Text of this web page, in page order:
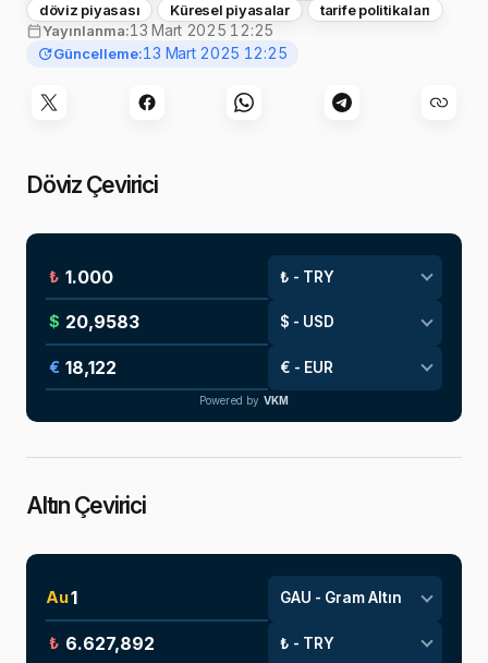
döviz piyasası
Küresel piyasalar
tarife politikaları
Yayınlanma:13 Mart 2025 12:25
Güncelleme:13 Mart 2025 12:25
Döviz Çevirici
₺
$
€
Powered by VKM
Altın Çevirici
Au
₺